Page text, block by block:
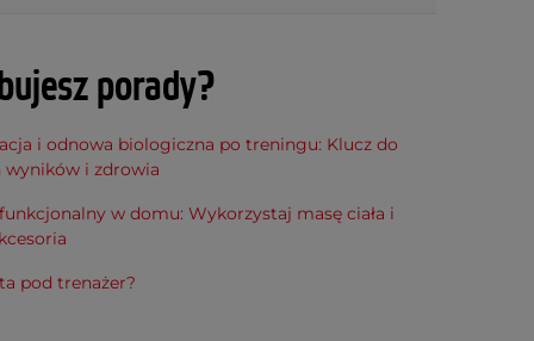
porady?
i odnowa biologiczna po treningu: Klucz do
wyników i zdrowia
w domu: Wykorzystaj masę ciała i
pod trenażer?